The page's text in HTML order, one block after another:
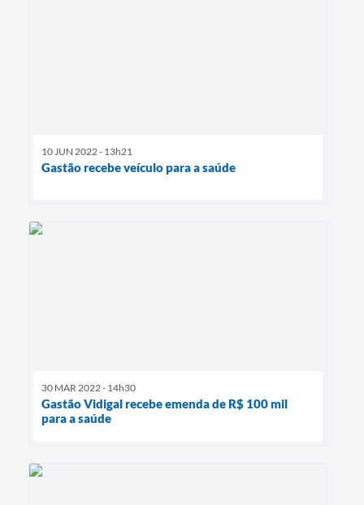
10 JUN 2022 - 13h21
Gastão recebe veículo para a saúde
30 MAR 2022 - 14h30
Gastão Vidigal recebe emenda de R$ 100 mil
para a saúde